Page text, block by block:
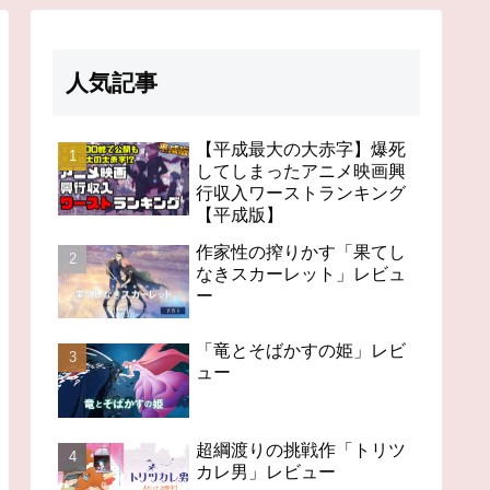
人気記事
【平成最大の大赤字】爆死
してしまったアニメ映画興
行収入ワーストランキング
【平成版】
作家性の搾りかす「果てし
なきスカーレット」レビュ
ー
「竜とそばかすの姫」レビ
ュー
超綱渡りの挑戦作「トリツ
カレ男」レビュー